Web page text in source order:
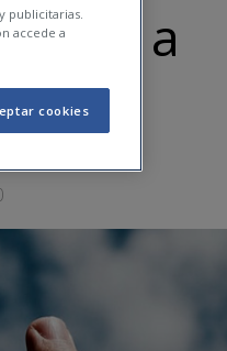
a
publicitarias.
accede a
cookies